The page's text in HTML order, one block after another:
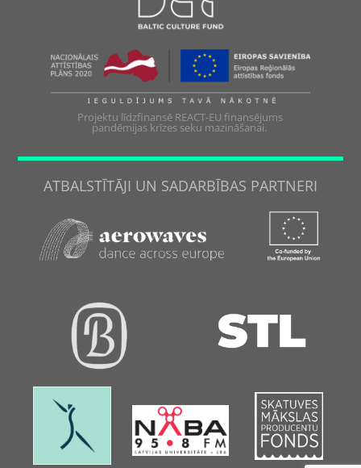
Projektu līdzfinansē REACT-EU finansējums
pandēmijas krīzes seku mazināšanai.
ATBALSTĪTĀJI UN SADARBĪBAS PARTNERI